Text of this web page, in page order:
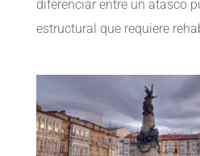
diferenciar entre un atasco
estructural que requiere